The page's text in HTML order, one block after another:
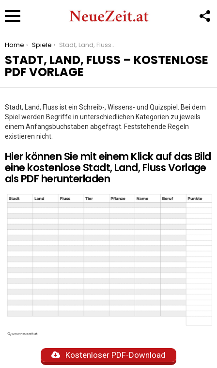
You are here:
Home Spiele Stadt, Land, Fluss – kostenlose PDF Vorlage
STADT, LAND, FLUSS – KOSTENLOSE
PDF VORLAGE
Stadt, Land, Fluss ist ein Schreib-, Wissens- und Quizspiel. Bei dem
Spiel werden Begriffe in unterschiedlichen Kategorien zu jeweils
einem Anfangsbuchstaben abgefragt. Feststehende Regeln
existieren nicht.
Hier können Sie mit einem Klick auf das Bild
eine kostenlose Stadt, Land, Fluss Vorlage
als PDF herunterladen
Kostenloser PDF-Download